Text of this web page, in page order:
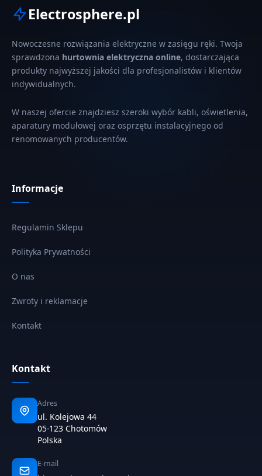
Electrosphere.pl
Nowoczesne rozwiązania elektryczne w zasięgu ręki. Twoja
sprawdzona hurtownia elektryczna online, dostarczająca
produkty najwyższej jakości dla profesjonalistów i klientów
indywidualnych.
W naszej ofercie znajdziesz szeroki wybór kabli, oświetlenia,
aparatury modułowej oraz osprzętu instalacyjnego od
renomowanych producentów.
Informacje
Regulamin Sklepu
Polityka Prywatności
O nas
Zwroty i reklamacje
Kontakt
Kontakt
Adres
ul. Kolejowa 44
05-123 Chotomów
Polska
E-mail